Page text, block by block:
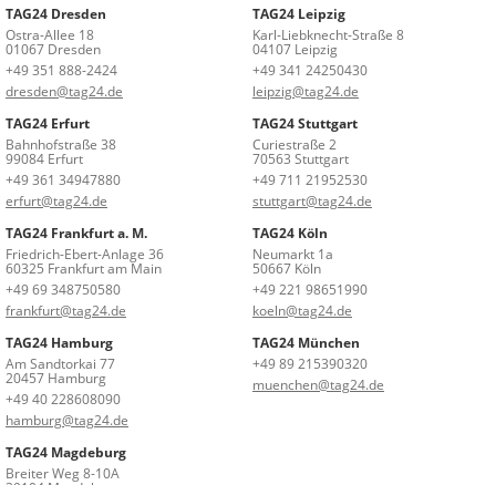
TAG24 Dresden
Ostra-Allee 18
01067 Dresden
+49 351 888-2424
dresden@tag24.de
TAG24 Leipzig
Karl-Liebknecht-Straße 8
04107 Leipzig
+49 341 24250430
leipzig@tag24.de
TAG24 Erfurt
Bahnhofstraße 38
99084 Erfurt
+49 361 34947880
erfurt@tag24.de
TAG24 Stuttgart
Curiestraße 2
70563 Stuttgart
+49 711 21952530
stuttgart@tag24.de
TAG24 Frankfurt a. M.
Friedrich-Ebert-Anlage 36
60325 Frankfurt am Main
+49 69 348750580
frankfurt@tag24.de
TAG24 Köln
Neumarkt 1a
50667 Köln
+49 221 98651990
koeln@tag24.de
TAG24 Hamburg
Am Sandtorkai 77
20457 Hamburg
+49 40 228608090
hamburg@tag24.de
TAG24 München
+49 89 215390320
muenchen@tag24.de
TAG24 Magdeburg
Breiter Weg 8-10A